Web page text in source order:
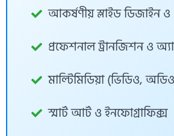
আকর্ষণীয় স্লাইড ডিজাইন
প্রফেশনাল ট্রানজিশন ও
মাল্টিমিডিয়া (ভিডিও,
স্মার্ট আর্ট ও ইনফোগ্রাফিক্স